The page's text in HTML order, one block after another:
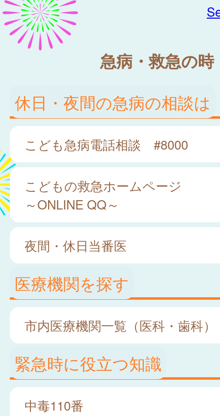
急病・救急の時
休日・夜間の急病の相談は
こども急病電話相談 #8000
こどもの救急ホームページ
～ONLINE QQ～
夜間・休日当番医
医療機関を探す
市内医療機関一覧（医科・歯科）
緊急時に役立つ知識
中毒110番